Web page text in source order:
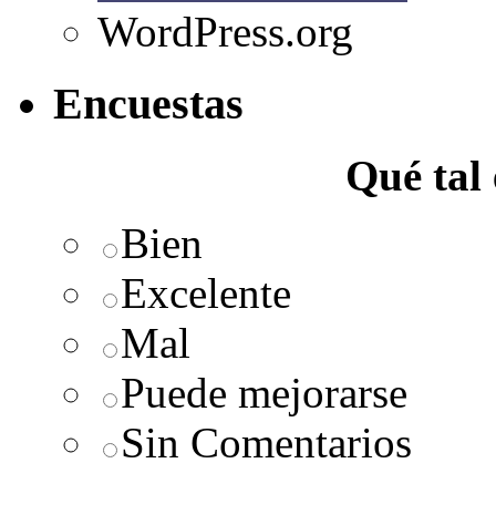
WordPress.org
Encuestas
Qué tal
Bien
Excelente
Mal
Puede mejorarse
Sin Comentarios